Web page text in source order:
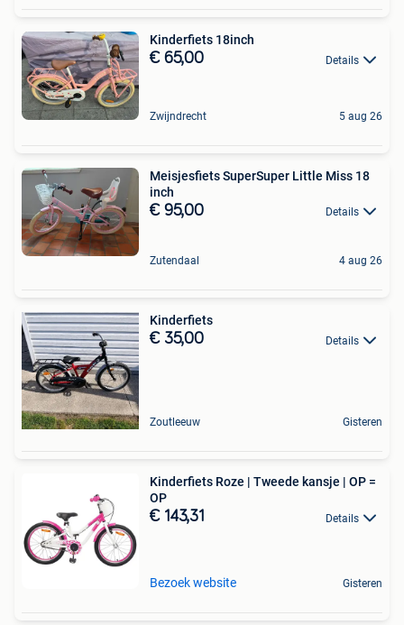
Kinderfiets 18inch
€ 65,00 Details
Zwijndrecht 5 aug 26
Meisjesfiets SuperSuper Little Miss 18
inch
€ 95,00 Details
Zutendaal 4 aug 26
Kinderfiets
€ 35,00 Details
Zoutleeuw Gisteren
Kinderfiets Roze | Tweede kansje | OP =
OP
€ 143,31 Details
Bezoek website Gisteren